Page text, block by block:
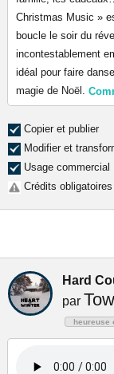
Christmas Music »
boucle le soir du
incontestablement
idéal pour faire
magie de Noël.
Copier et publier
Modifier et
Usage commercial
Crédits obligatoires
Hard
par
heureuse